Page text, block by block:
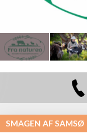
SMAGEN AF SAMSØ